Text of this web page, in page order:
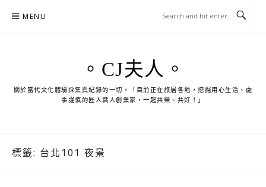
MENU
。CJ夫人。
關於當代文化體驗採集與紀錄的一切。「目前正在旅居各地，挖掘用心生活、處
事謹慎的匠人職人創業家，一起共榮、共好！」
標籤: 台北101 夜景